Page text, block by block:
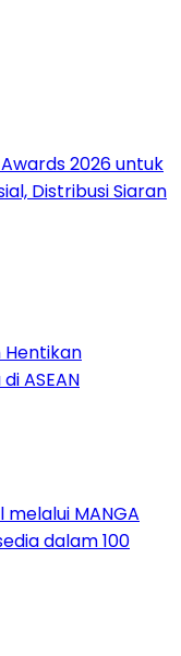
2026 untuk
Distribusi Siaran
Hentikan
ASEAN
MANGA
dalam 100